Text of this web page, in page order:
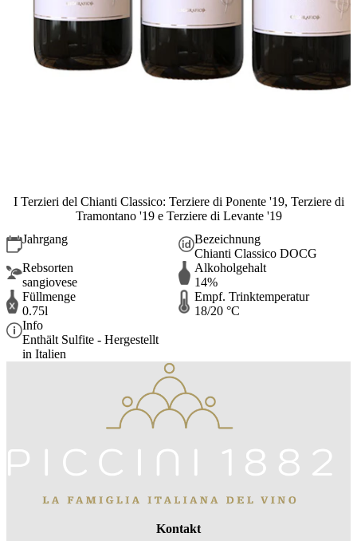
I Terzieri del Chianti Classico: Terziere di Ponente '19, Terziere di
Tramontano '19 e Terziere di Levante '19
Jahrgang
Bezeichnung
Chianti Classico DOCG
Rebsorten
sangiovese
Alkoholgehalt
14%
Füllmenge
0.75l
Empf. Trinktemperatur
18/20 °C
Info
Enthält Sulfite - Hergestellt
in Italien
Kontakt